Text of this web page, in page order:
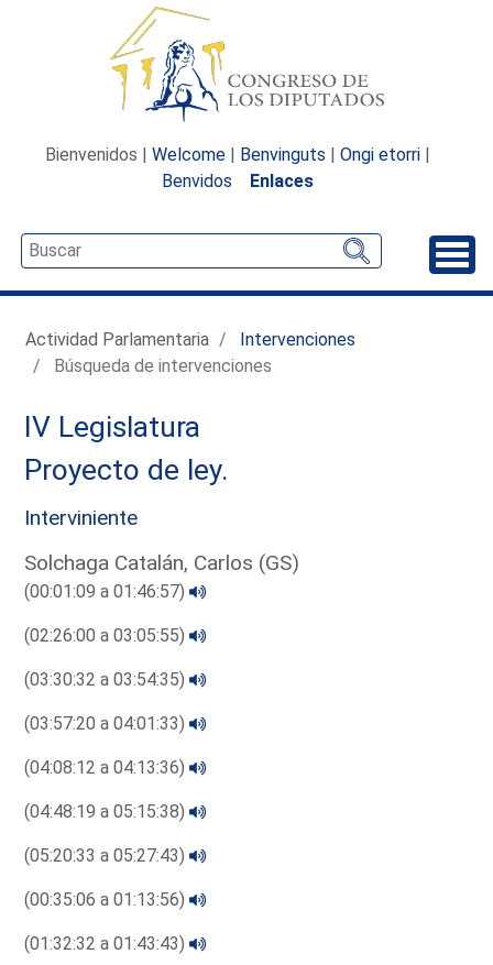
Bienvenidos | Welcome | Benvinguts | Ongi etorri |
Benvidos
Enlaces
Actividad Parlamentaria
Intervenciones
Búsqueda de intervenciones
IV Legislatura
Proyecto de ley.
Interviniente
Solchaga Catalán, Carlos (GS)
(00:01:09 a 01:46:57)
(02:26:00 a 03:05:55)
(03:30:32 a 03:54:35)
(03:57:20 a 04:01:33)
(04:08:12 a 04:13:36)
(04:48:19 a 05:15:38)
(05:20:33 a 05:27:43)
(00:35:06 a 01:13:56)
(01:32:32 a 01:43:43)